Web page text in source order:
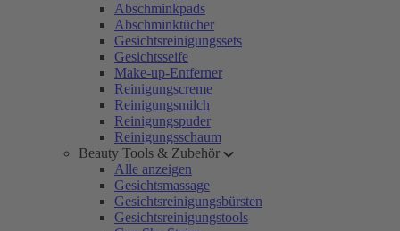
Abschminkpads
Abschminktücher
Gesichtsreinigungssets
Gesichtsseife
Make-up-Entferner
Reinigungscreme
Reinigungsmilch
Reinigungspuder
Reinigungsschaum
Beauty Tools & Zubehör
Alle anzeigen
Gesichtsmassage
Gesichtsreinigungsbürsten
Gesichtsreinigungstools